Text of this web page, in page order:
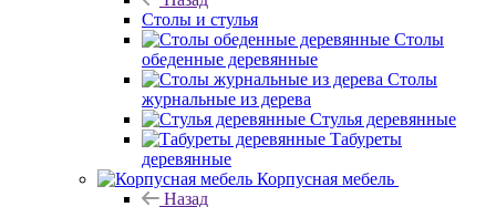
Столы и стулья
Столы
обеденные деревянные
Столы
журнальные из дерева
Стулья деревянные
Табуреты
деревянные
Корпусная мебель
Назад